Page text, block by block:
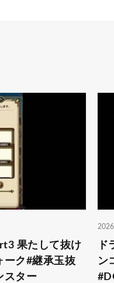
果たして抜け
ク#継承玉抜
スター
ン